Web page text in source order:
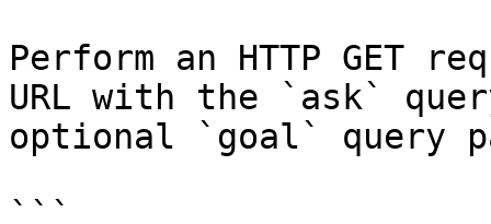
Perform an HTTP GET
URL with the `ask`
optional `goal` query
```